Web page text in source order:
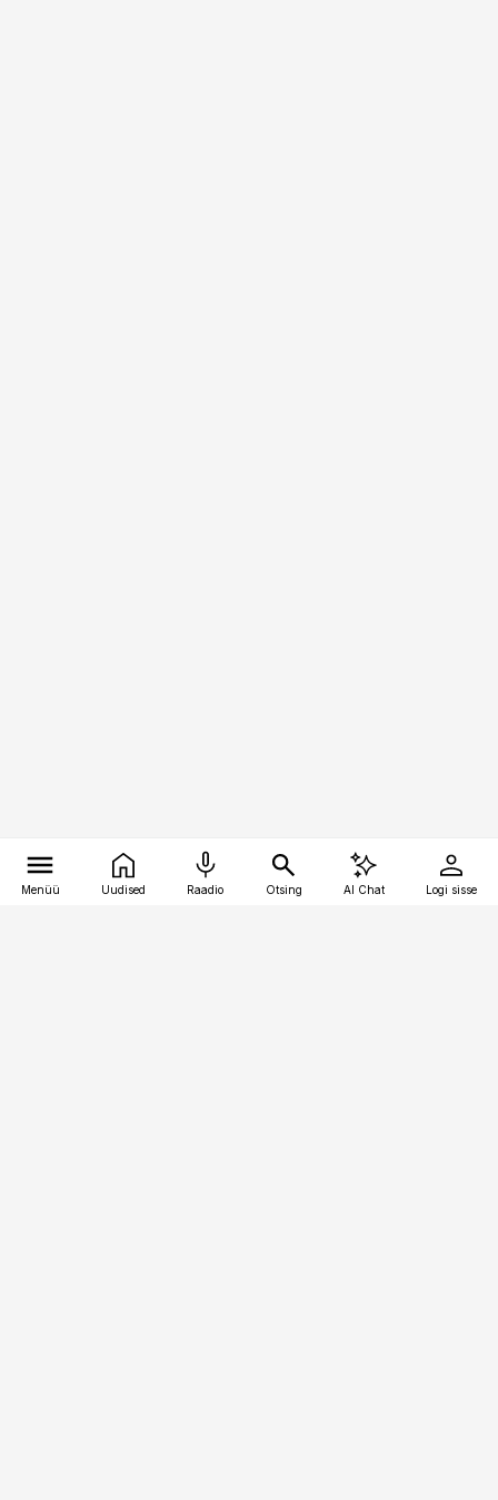
Menüü Uudised Raadio Otsing AI Chat Logi sisse